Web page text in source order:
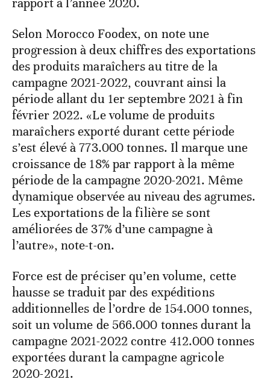
Selon Morocco Foodex, on note une
progression à deux chiffres des exportations
des produits maraîchers au titre de la
campagne 2021-2022, couvrant ainsi la
période allant du 1er septembre 2021 à fin
février 2022. «Le volume de produits
maraîchers exporté durant cette période
s’est élevé à 773.000 tonnes. Il marque une
croissance de 18% par rapport à la même
période de la campagne 2020-2021. Même
dynamique observée au niveau des agrumes.
Les exportations de la filière se sont
améliorées de 37% d’une campagne à
l’autre», note-t-on.
Force est de préciser qu’en volume, cette
hausse se traduit par des expéditions
additionnelles de l’ordre de 154.000 tonnes,
soit un volume de 566.000 tonnes durant la
campagne 2021-2022 contre 412.000 tonnes
exportées durant la campagne agricole
2020-2021.